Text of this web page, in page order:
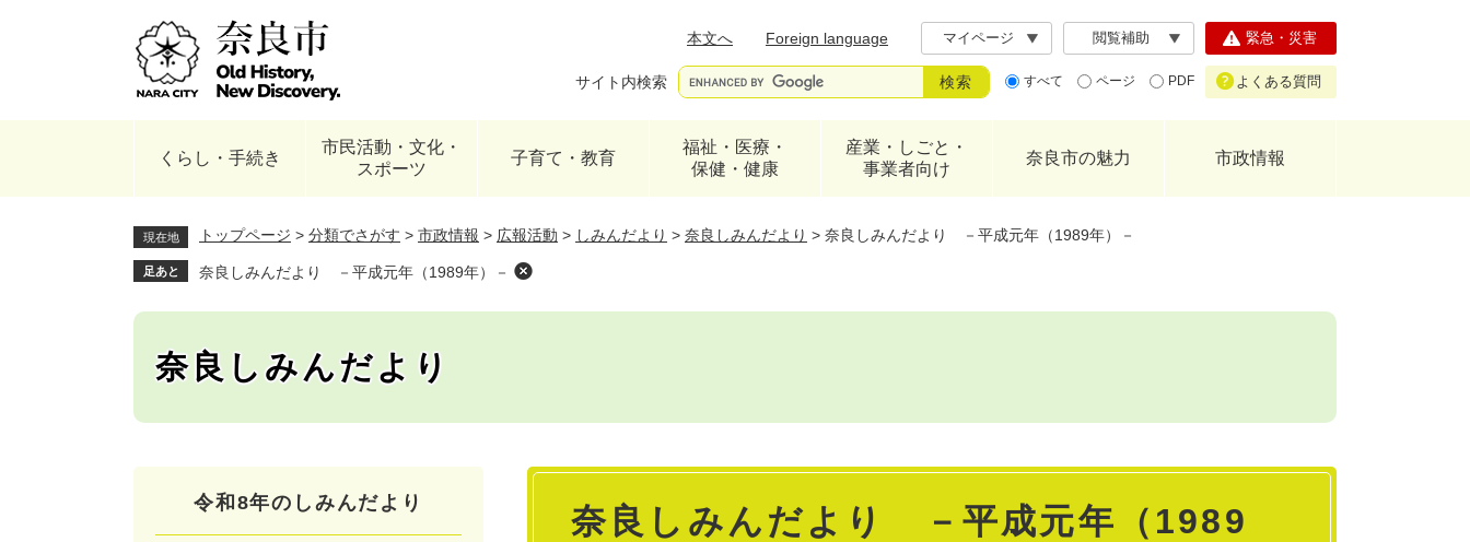
本文へ
Foreign language マイページ 閲覧補助
サイト内検索 すべて ページ PDF
緊急・災害
よくある質問
くらし・手続き
市民活動・文化・
スポーツ
子育て・教育
福祉・医療・
保健・健康
産業・しごと・
事業者向け
奈良市の魅力 市政情報
現在地 トップページ > 分類でさがす > 市政情報 > 広報活動 > しみんだより > 奈良しみんだより > 奈良しみんだより －平成元年（1989年）－
足あと 奈良しみんだより －平成元年（1989年）－
奈良しみんだより
本
奈良しみんだより －平成元年（1989
令和8年のしみんだより